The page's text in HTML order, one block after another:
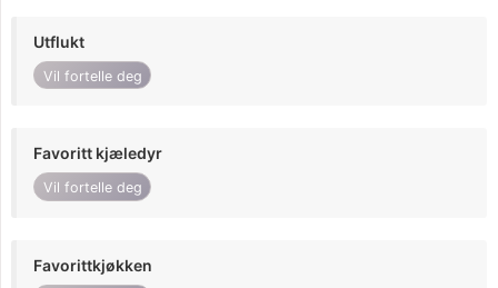
Utflukt
Vil fortelle deg
Favoritt kjæledyr
Vil fortelle deg
Favorittkjøkken